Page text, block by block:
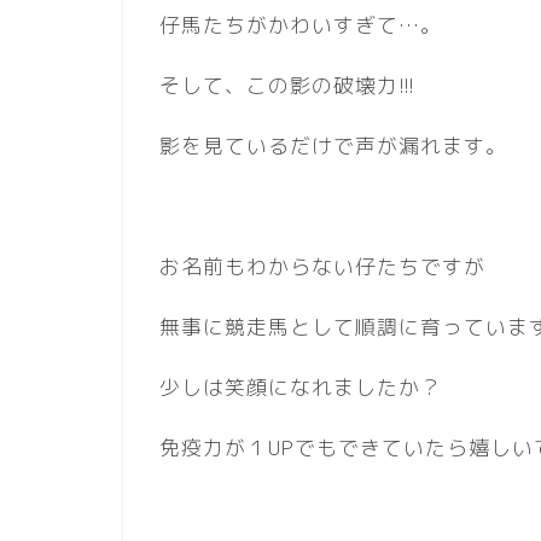
仔馬たちがかわいすぎて…。
そして、この影の破壊力!!!
影を見ているだけで声が漏れます。
お名前もわからない仔たちですが
無事に競走馬として順調に育っていま
少しは笑顔になれましたか？
免疫力が１UPでもできていたら嬉しい